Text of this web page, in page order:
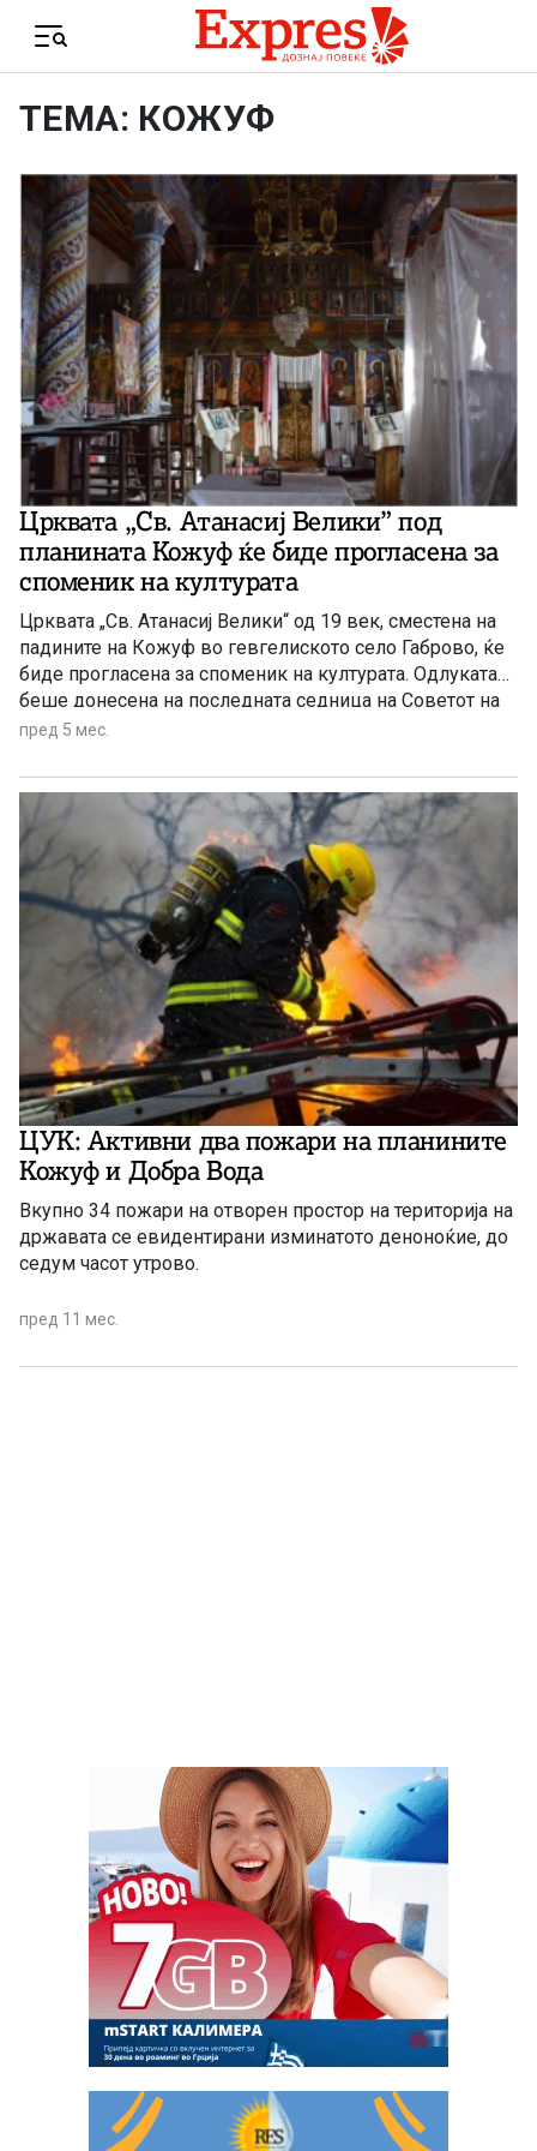
Menu
ТЕМА: КОЖУФ
Црквата „Св. Атанасиј Велики” под
планината Кожуф ќе биде прогласена за
споменик на културата
Црквата „Св. Атанасиј Велики“ од 19 век, сместена на
падините на Кожуф во гевгелиското село Габрово, ќе
биде прогласена за споменик на културата. Одлуката
беше донесена на последната седница на Советот на
Општина Гевгелија, со што започнува постапката за
пред 5 мес.
ЦУК: Активни два пожари на планините
Кожуф и Добра Вода
Вкупно 34 пожари на отворен простор на територија на
државата се евидентирани изминатото деноноќие, до
седум часот утрово.
пред 11 мес.